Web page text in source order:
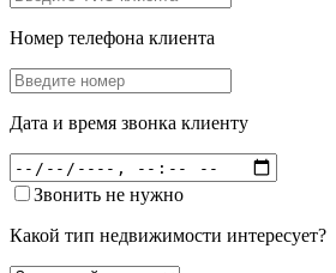
Номер телефона клиента
Дата и время звонка клиенту
Звонить не нужно
Какой тип недвижимости интересует?